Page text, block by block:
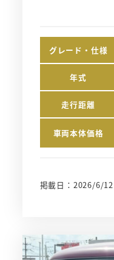
グレード・仕様
年式
走行距離
車両本体価格
掲載日：2026/6/12